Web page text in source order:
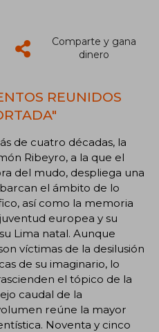
Comparte y gana
dinero
REUNIDOS
de cuatro décadas, la
Ribeyro, a la que el
del mudo, despliega una
el ámbito de lo
así como la memoria
europea y su
Lima natal. Aunque
víctimas de la desilusión
de su imaginario, lo
el tópico de la
caudal de la
reúne la mayor
Noventa y cinco